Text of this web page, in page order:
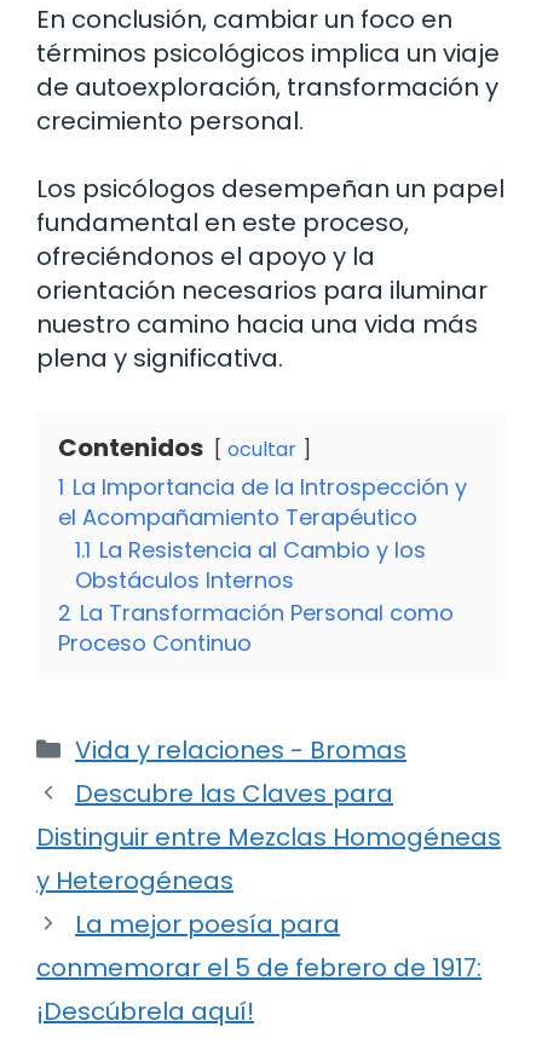
En conclusión, cambiar un foco en
términos psicológicos implica un viaje
de autoexploración, transformación y
crecimiento personal.
Los psicólogos desempeñan un papel
fundamental en este proceso,
ofreciéndonos el apoyo y la
orientación necesarios para iluminar
nuestro camino hacia una vida más
plena y significativa.
Contenidos ocultar
1 La Importancia de la Introspección y
el Acompañamiento Terapéutico
1.1 La Resistencia al Cambio y los
Obstáculos Internos
2 La Transformación Personal como
Proceso Continuo
Categorías
Vida y relaciones - Bromas
Descubre las Claves para
Distinguir entre Mezclas Homogéneas
y Heterogéneas
La mejor poesía para
conmemorar el 5 de febrero de 1917:
¡Descúbrela aquí!